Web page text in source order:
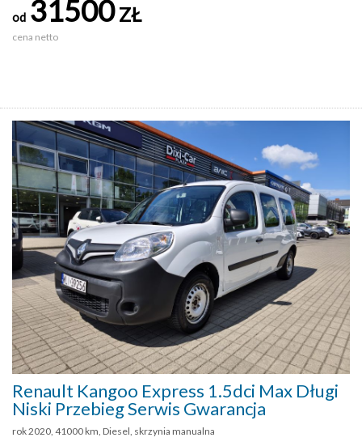
od 31500ZŁ
cena netto
Renault Kangoo Express 1.5dci Max Długi
Niski Przebieg Serwis Gwarancja
rok 2020, 41000 km, Diesel, skrzynia manualna